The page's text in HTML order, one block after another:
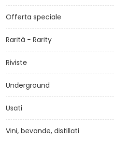
Offerta speciale
Rarità - Rarity
Riviste
Underground
Usati
Vini, bevande, distillati